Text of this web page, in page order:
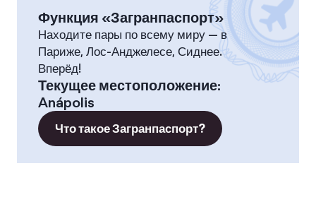
Функция «Загранпаспорт»
Находите пары по всему миру — в
Париже, Лос-Анджелесе, Сиднее.
Вперёд!
Текущее местоположение:
Anápolis
Что такое Загранпаспорт?